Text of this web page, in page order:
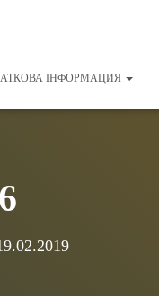
ІНФОРМАЦИЯ